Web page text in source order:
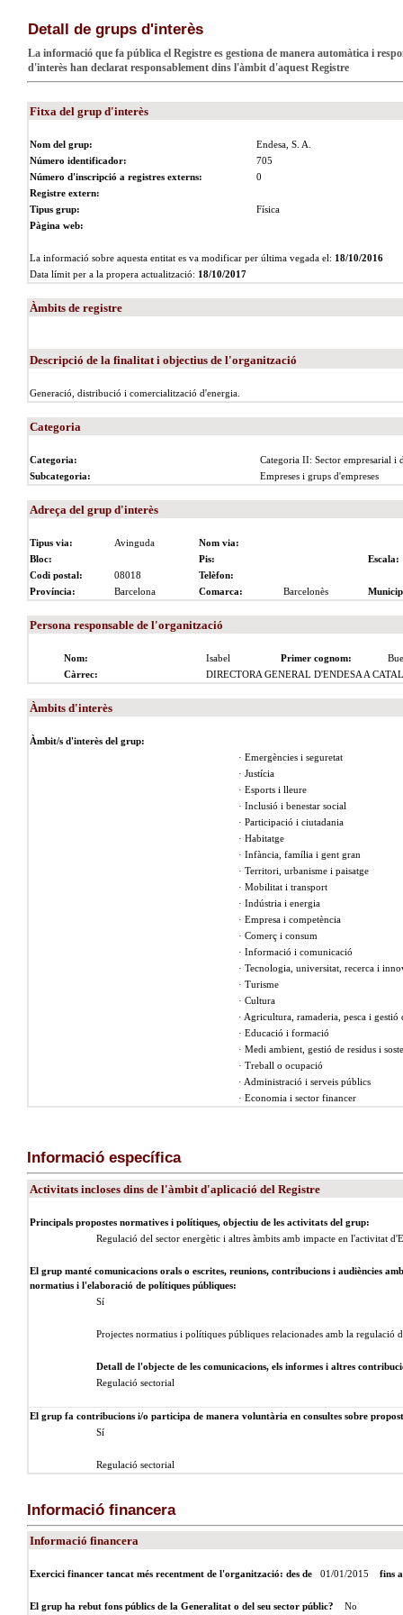
Detall de grups d'interès
La informació que fa pública el Registre es gestiona de manera automàtica i
d'interès han declarat responsablement dins l'àmbit d'aquest Registre
Fitxa del grup d'interès
Nom del grup:
Endesa, S. A.
Número identificador:
705
Número d'inscripció a registres externs:
0
Registre extern:
Tipus grup:
Física
Pàgina web:
La informació sobre aquesta entitat es va modificar per última vegada el: 18/10/2016
Data límit per a la propera actualització: 18/10/2017
Àmbits de registre
Descripció de la finalitat i objectius de l'organització
Generació, distribució i comercialització d'energia.
Categoria
Categoria:
Categoria II: Sector empresarial i
Subcategoria:
Empreses i grups d'empreses
Adreça del grup d'interès
Tipus via: Avinguda
Nom via:
Bloc:
Pis:
Escala:
Codi postal:
08018
Telèfon:
Província:
Barcelona Comarca: Barcelonès
Persona responsable de l'organització
Nom: Isabel Primer cognom:
Càrrec:
DIRECTORA GENERAL D'ENDESA A
Àmbits d'interès
Àmbit/s d'interès del grup:
· Emergències i seguretat
· Justícia
· Esports i lleure
· Inclusió i benestar social
· Participació i ciutadania
· Habitatge
· Infància, família i gent gran
· Territori, urbanisme i paisatge
· Mobilitat i transport
· Indústria i energia
· Empresa i competència
· Comerç i consum
· Informació i comunicació
· Tecnologia, universitat, recerca i
· Turisme
· Cultura
· Agricultura, ramaderia, pesca i gestió
· Educació i formació
· Medi ambient, gestió de residus i
· Treball o ocupació
· Administració i serveis públics
· Economia i sector financer
Informació específica
Activitats incloses dins de l'àmbit d'aplicació del Registre
Principals propostes normatives i polítiques, objectiu de les activitats del grup:
Regulació del sector energètic i altres àmbits amb impacte en l'activitat
El grup manté comunicacions orals o escrites, reunions, contribucions i audiències
normatius i l'elaboració de polítiques públiques:
Sí
Projectes normatius i polítiques públiques relacionades amb la regulació
Detall de l'objecte de les comunicacions, els informes i altres
Regulació sectorial
El grup fa contribucions i/o participa de manera voluntària en consultes sobre
Sí
Regulació sectorial
Informació financera
Informació financera
Exercici financer tancat més recentment de l'organització: des de 01/01/2015 fins
El grup ha rebut fons públics de la Generalitat o del seu sector públic? No